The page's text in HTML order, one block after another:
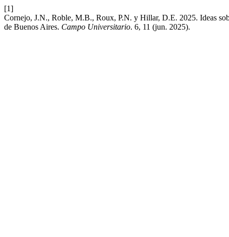
[1]
Cornejo, J.N., Roble, M.B., Roux, P.N. y Hillar, D.E. 2025. Ideas
de Buenos Aires. Campo Universitario. 6, 11 (jun. 2025).